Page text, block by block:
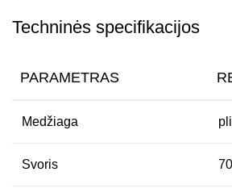
Techninės specifikacijos
PARAMETRAS
Medžiaga
Svoris